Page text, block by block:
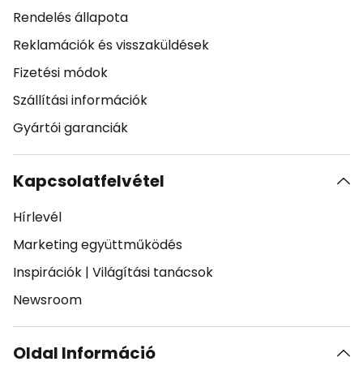
Rendelés állapota
Reklamációk és visszaküldések
Fizetési módok
Szállítási információk
Gyártói garanciák
Kapcsolatfelvétel
Hírlevél
Marketing együttműködés
Inspirációk | Világítási tanácsok
Newsroom
Oldal Információ